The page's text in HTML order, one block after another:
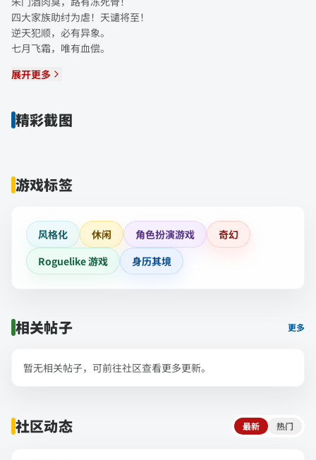
四大家族助纣为虐！天谴将至！
逆天犯顺，必有异象。
七月飞霜，唯有血偿。
展开更多
精彩截图
游戏标签
风格化 休闲 角色扮演游戏
奇幻
Roguelike 游戏
身历其境
相关帖子 更多
暂无相关帖子，可前往社区查看更多更新。
社区动态 最新 热门